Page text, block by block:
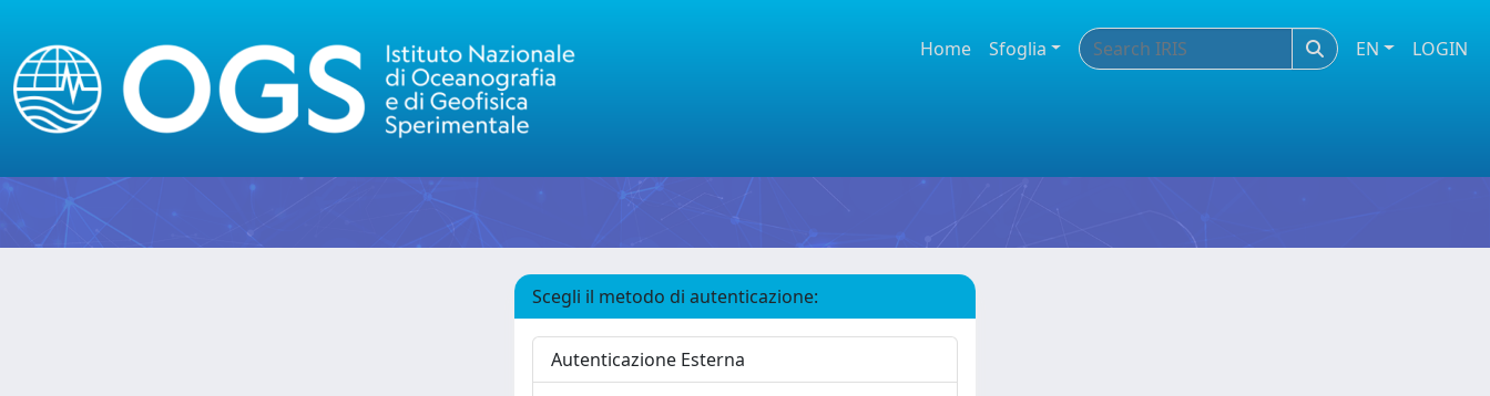
Home Sfoglia EN LOGIN
Scegli il metodo di autenticazione:
Autenticazione Esterna